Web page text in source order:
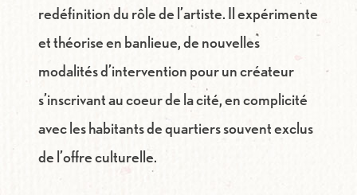
redéfinition du rôle de l’artiste. Il expérimente
et théorise en banlieue, de nouvelles
modalités d’intervention pour un créateur
s’inscrivant au coeur de la cité, en complicité
avec les habitants de quartiers souvent exclus
de l’offre culturelle.